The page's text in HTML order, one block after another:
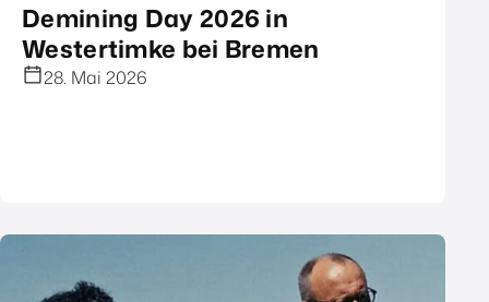
Demining Day 2026 in
Westertimke bei Bremen
28. Mai 2026